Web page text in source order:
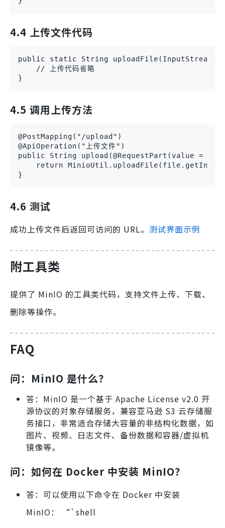
4.4 上传文件代码
public static String uploadFile(InputStream
    // 上传代码省略
}
4.5 调用上传方法
@PostMapping("/upload")
@ApiOperation("上传文件")
public String upload(@RequestPart(value
return
}
4.6 测试
成功上传文件后返回可访问的 URL。 测试界面示例
附工具类
提供了 MinIO 的工具类代码，支持文件上传、下载、
删除等操作。
FAQ
问：MinIO 是什么？
答：MinIO 是一个基于 Apache License v2.0 开
源协议的对象存储服务，兼容亚马逊 S3 云存储服
务接口，非常适合存储大容量的非结构化数据，如
图片、视频、日志文件、备份数据和容器/虚拟机
镜像等。
问：如何在 Docker 中安装 MinIO？
答：可以使用以下命令在 Docker 中安装
MinIO： “`shell